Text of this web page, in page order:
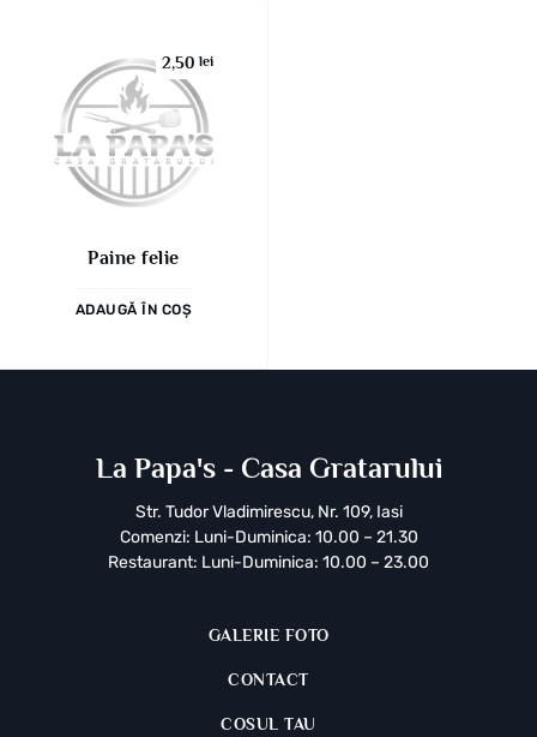
2,50lei
Paine felie
ADAUGĂ ÎN COȘ
La Papa's - Casa Gratarului
Str. Tudor Vladimirescu, Nr. 109, Iasi
Comenzi: Luni-Duminica: 10.00 – 21.30
Restaurant: Luni-Duminica: 10.00 – 23.00
GALERIE FOTO
CONTACT
COSUL TAU